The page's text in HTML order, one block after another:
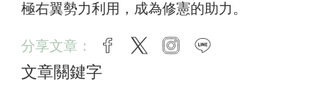
極右翼勢力利用，成為修憲的助力。
分享文章： facebook
twitter instagram
文章關鍵字